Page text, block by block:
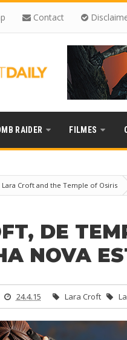
Contact
RAIDER FILMES
Lara Croft and the Temple of Osiris
DE
NOVA
24.4.15 Lara Croft